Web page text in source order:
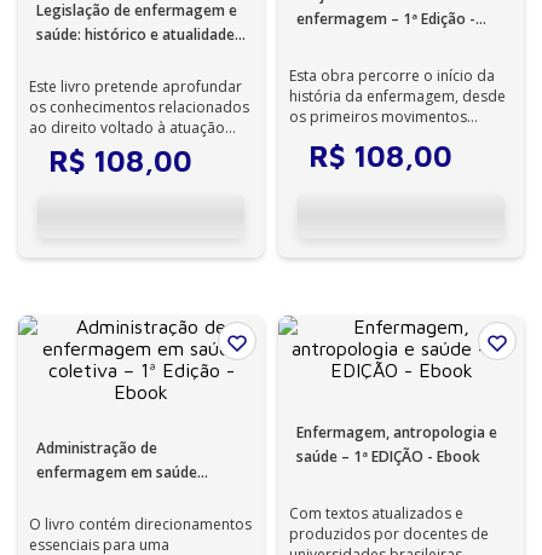
Legislação de enfermagem e
saúde: histórico e atualidades
Este livro pretende aprofundar
os conhecimentos relacionados
ao direito voltado à atuação
profissional da enfermagem no
R$ 108,00
enfermagem – 1ª Edição -
Esta obra percorre o início da
história da enfermagem, desde
os primeiros movimentos
pelo...
R$ 108 00
Administração de
enfermagem em saúde
O livro contém direcionamentos
essenciais para uma
Enfermagem, antropologia e
saúde – 1ª EDIÇÃO - Ebook
Com textos atualizados e
produzidos por docentes de